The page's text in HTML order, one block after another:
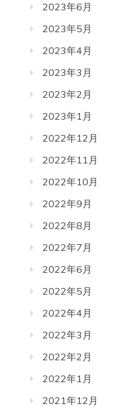
2023年6月
2023年5月
2023年4月
2023年3月
2023年2月
2023年1月
2022年12月
2022年11月
2022年10月
2022年9月
2022年8月
2022年7月
2022年6月
2022年5月
2022年4月
2022年3月
2022年2月
2022年1月
2021年12月